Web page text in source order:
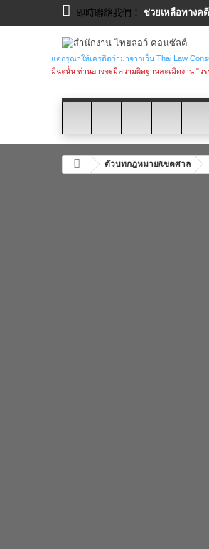
即時聯絡我們： ช่วยเหลือทางค
แต่กรุณาให้เครดิตว่ามาจากเว็บ Thai Law
มิฉะนั้น ท่านอาจจะมีความผิดฐานละเมิดงาน "ว
ตัวบทกฎหมาย/เขตศาล